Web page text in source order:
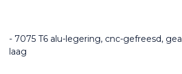
- 7075 T6 alu-legering, cnc-gefreesd,
laag